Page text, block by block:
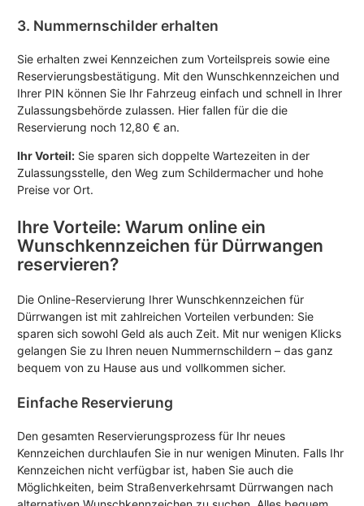
3. Nummernschilder erhalten
Sie erhalten zwei Kennzeichen zum Vorteilspreis sowie eine
Reservierungsbestätigung. Mit den Wunschkennzeichen und
Ihrer PIN können Sie Ihr Fahrzeug einfach und schnell in Ihrer
Zulassungsbehörde zulassen. Hier fallen für die die
Reservierung noch 12,80 € an.
Ihr Vorteil: Sie sparen sich doppelte Wartezeiten in der
Zulassungsstelle, den Weg zum Schildermacher und hohe
Preise vor Ort.
Ihre Vorteile: Warum online ein
Wunschkennzeichen für Dürrwangen
reservieren?
Die Online-Reservierung Ihrer Wunschkennzeichen für
Dürrwangen ist mit zahlreichen Vorteilen verbunden: Sie
sparen sich sowohl Geld als auch Zeit. Mit nur wenigen Klicks
gelangen Sie zu Ihren neuen Nummernschildern – das ganz
bequem von zu Hause aus und vollkommen sicher.
Einfache Reservierung
Den gesamten Reservierungsprozess für Ihr neues
Kennzeichen durchlaufen Sie in nur wenigen Minuten. Falls Ihr
Kennzeichen nicht verfügbar ist, haben Sie auch die
Möglichkeiten, beim Straßenverkehrsamt Dürrwangen nach